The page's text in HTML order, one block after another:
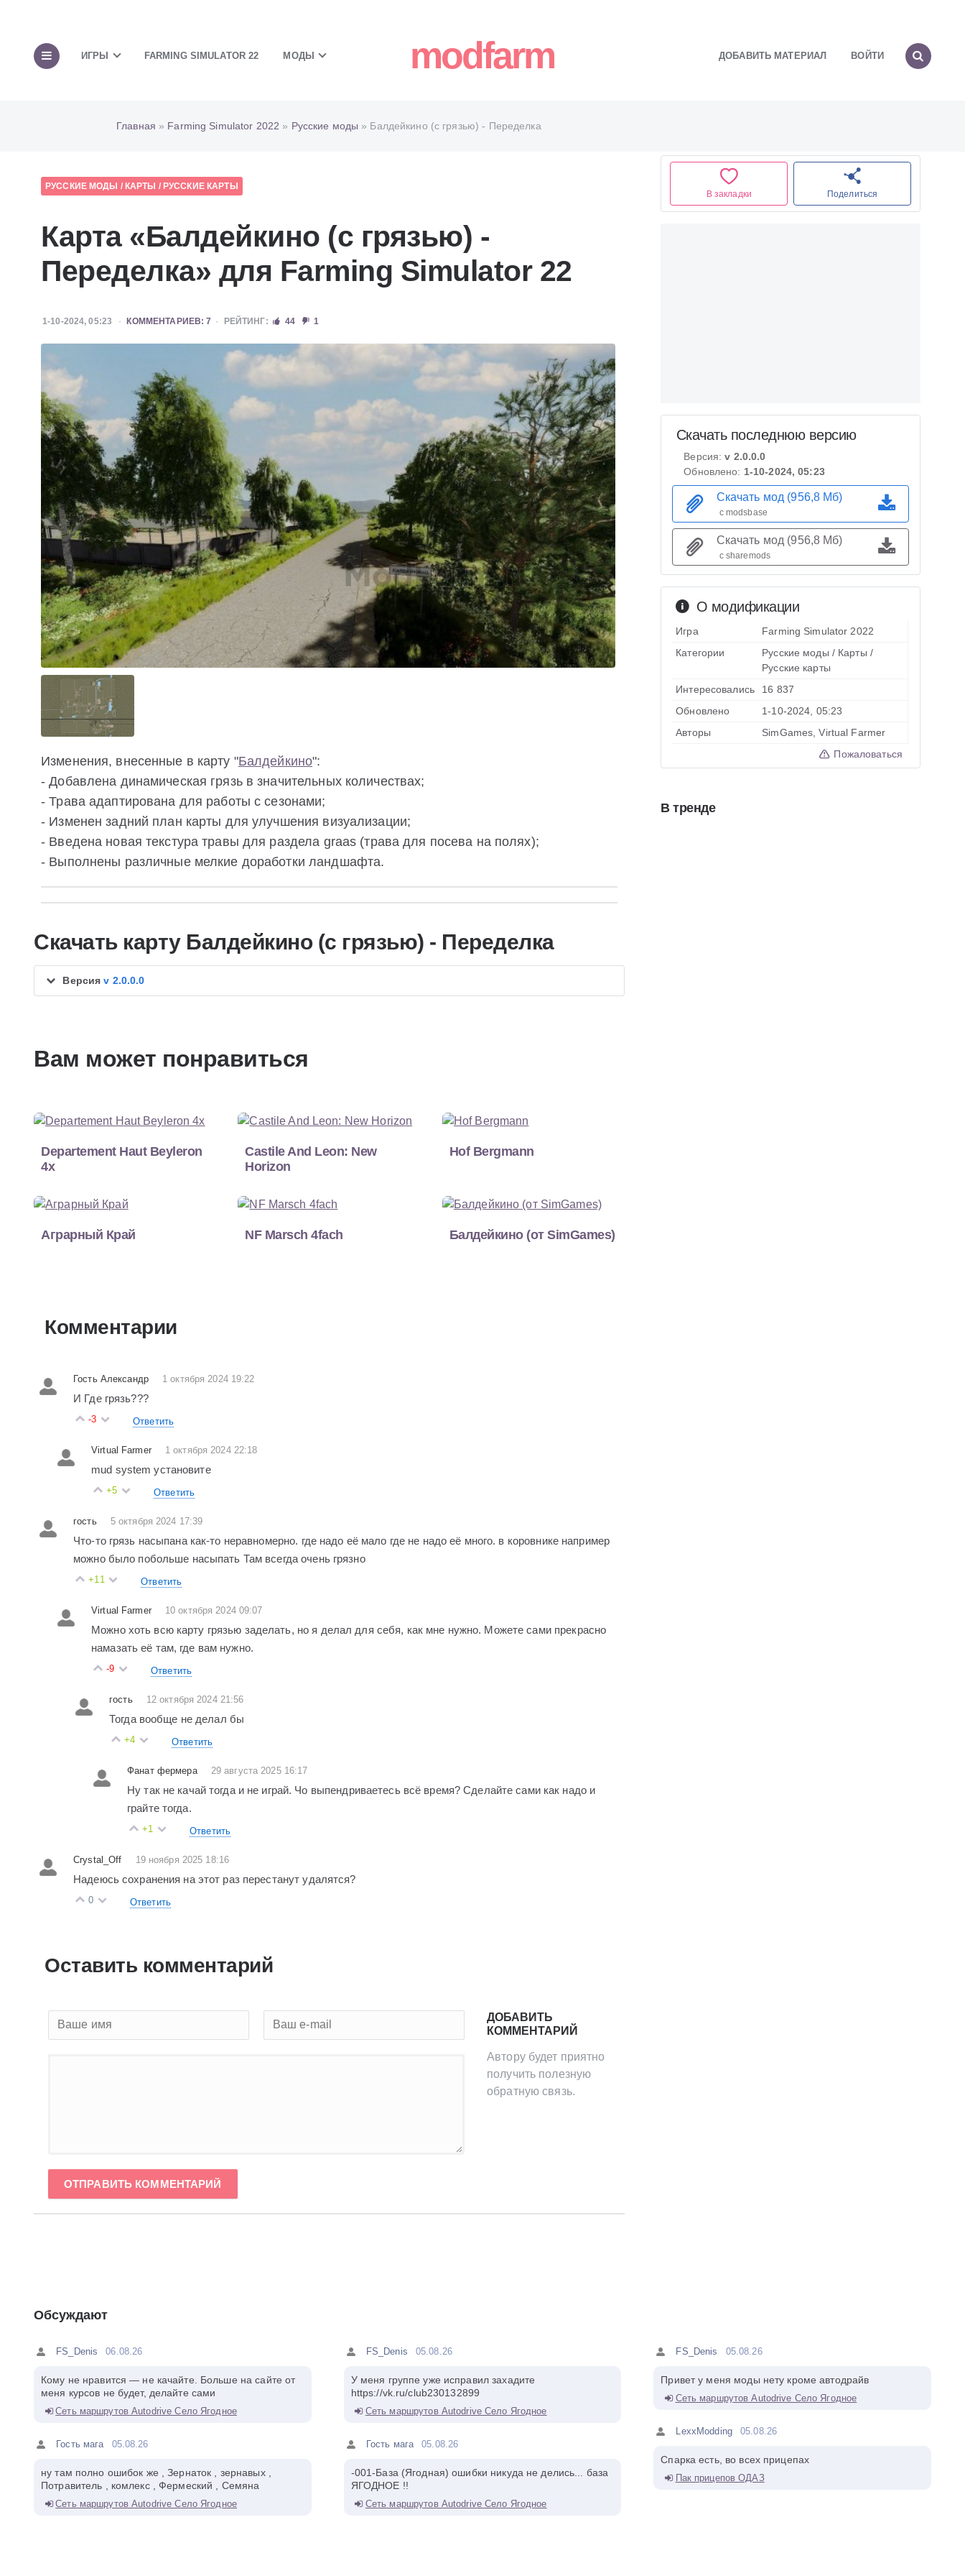
ИГРЫ FARMING SIMULATOR 22 МОДЫ modfarm ДОБАВИТЬ МАТЕРИАЛ ВОЙТИ
Главная » Farming Simulator 2022 » Русские моды » Балдейкино (с грязью) - Переделка
РУССКИЕ МОДЫ / КАРТЫ / РУССКИЕ КАРТЫ
Карта «Балдейкино (с грязью) -
Переделка» для Farming Simulator 22
1-10-2024, 05:23 КОММЕНТАРИЕВ: 7 РЕЙТИНГ: 44 1
Изменения, внесенные в карту "Балдейкино":
- Добавлена динамическая грязь в значительных количествах;
- Трава адаптирована для работы с сезонами;
- Изменен задний план карты для улучшения визуализации;
- Введена новая текстура травы для раздела graas (трава для посева на полях);
- Выполнены различные мелкие доработки ландшафта.
Скачать карту Балдейкино (с грязью) - Переделка
Версияv 2.0.0.0
Вам может понравиться
Departement Haut Beyleron
4x
Castile And Leon: New
Horizon
Hof Bergmann
Аграрный Край NF Marsch 4fach Балдейкино (от SimGames)
Комментарии
Гость Александр 1 октября 2024 19:22
И Где грязь???
-3 Ответить
Virtual Farmer 1 октября 2024 22:18
mud system установите
+5 Ответить
гость 5 октября 2024 17:39
Что-то грязь насыпана как-то неравномерно. где надо её мало где не надо её много. в коровнике например
можно было побольше насыпать Там всегда очень грязно
+11 Ответить
Virtual Farmer 10 октября 2024 09:07
Можно хоть всю карту грязью заделать, но я делал для себя, как мне нужно. Можете сами прекрасно
намазать её там, где вам нужно.
-9 Ответить
гость 12 октября 2024 21:56
Тогда вообще не делал бы
+4 Ответить
Фанат фермера 29 августа 2025 16:17
Ну так не качай тогда и не играй. Чо выпендриваетесь всё время? Сделайте сами как надо и
грайте тогда.
+1 Ответить
Crystal_Off 19 ноября 2025 18:16
Надеюсь сохранения на этот раз перестанут удалятся?
0 Ответить
Оставить комментарий
ДОБАВИТЬ
КОММЕНТАРИЙ
Автору будет приятно
получить полезную
обратную связь.
ОТПРАВИТЬ КОММЕНТАРИЙ
В закладки Поделиться
О модификации
Игра
Farming Simulator 2022
Категории
Русские моды / Карты /
Русские карты
Интересовались
16 837
Обновлено
1-10-2024, 05:23
Авторы
SimGames, Virtual Farmer
Пожаловаться
Скачать последнюю версию
Версия:v 2.0.0.0
Обновлено: 1-10-2024, 05:23
Скачать мод (956,8 Мб)
с modsbase
Скачать мод (956,8 Мб)
с sharemods
В тренде
Обсуждают
FS_Denis 06.08.26
Кому не нравится — не качайте. Больше на сайте от
меня курсов не будет, делайте сами
Сеть маршрутов Autodrive Село Ягодное
Гость мага 05.08.26
ну там полно ошибок же , Зернаток , зернавых ,
Потравитель , комлекс , Фермеский , Семяна
Сеть маршрутов Autodrive Село Ягодное
FS_Denis 05.08.26
У меня группе уже исправил захадите
https://vk.ru/club230132899
Сеть маршрутов Autodrive Село Ягодное
Гость мага 05.08.26
-001-База (Ягодная) ошибки никуда не делись... база
ЯГОДНОЕ !!
Сеть маршрутов Autodrive Село Ягодное
FS_Denis 05.08.26
Привет у меня моды нету кроме автодрайв
Сеть маршрутов Autodrive Село Ягодное
LexxModding 05.08.26
Спарка есть, во всех прицепах
Пак прицепов ОДАЗ